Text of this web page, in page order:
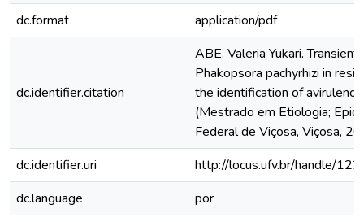
dc.format
application/pdf
dc.identifier.citation
ABE, Valeria Yukari.
Phakopsora pachyrhizi in
the identification of
(Mestrado em Etiologia;
Federal de Viçosa, Viçosa,
dc.identifier.uri
http://locus.ufv.br/handle/
dc.language
por